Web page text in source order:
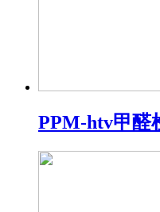
PPM-htv甲醛